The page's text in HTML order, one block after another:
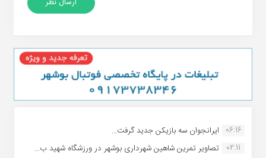
06:16 ایرانجوان سه بازیکن جدید گرفت...
02:11
تصاویر تمرین شاهین شهردارى بوشهر در ورزشگاه شهید ب...